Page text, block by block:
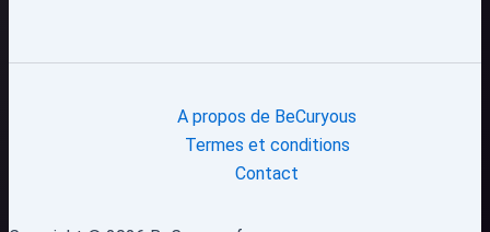
A propos de BeCuryous
Termes et conditions
Contact